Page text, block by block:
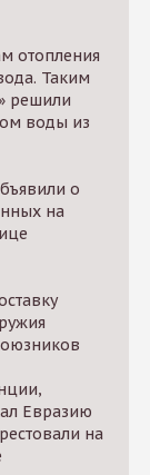
отопления
Таким
решили
воды из
о
на
Евразию
на